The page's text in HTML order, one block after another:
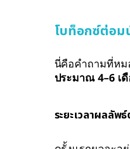
โบท็อกซ์ต่อม
นี่คือคำถามที่หม
ประมาณ 4–6 เ
ระยะเวลาผลลัพ